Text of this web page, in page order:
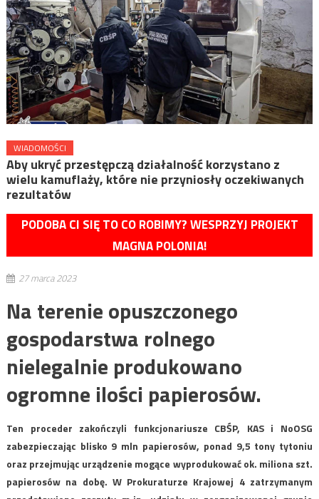
WIADOMOŚCI
Aby ukryć przestępczą działalność korzystano z
wielu kamuflaży, które nie przyniosły oczekiwanych
rezultatów
PODOBA CI SIĘ TO CO ROBIMY? WESPRZYJ PROJEKT
MAGNA POLONIA!
27 marca 2023
Na terenie opuszczonego
gospodarstwa rolnego
nielegalnie produkowano
ogromne ilości papierosów.
Ten proceder zakończyli funkcjonariusze CBŚP, KAS i NoOSG
zabezpieczając blisko 9 mln papierosów, ponad 9,5 tony tytoniu
oraz przejmując urządzenie mogące wyprodukować ok. miliona szt.
papierosów na dobę. W Prokuraturze Krajowej 4 zatrzymanym